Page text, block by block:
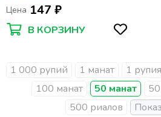
Цена 147 ₽
В КОРЗИНУ
1 000 рупий 1 манат 1 рупия
100 манат
50 манат
500 риалов